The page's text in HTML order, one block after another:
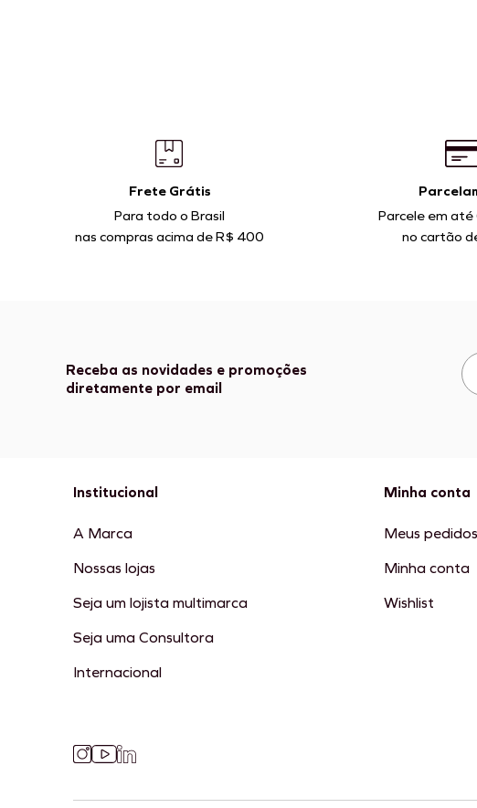
Frete Grátis
Para todo o Brasil
nas compras acima de R$ 400
Parcele em até
no cartão
Receba as novidades e promoções
diretamente por email
Institucional
A Marca
Nossas lojas
Seja um lojista multimarca
Seja uma Consultora
Internacional
Minha conta
Meus pedidos
Minha conta
Wishlist